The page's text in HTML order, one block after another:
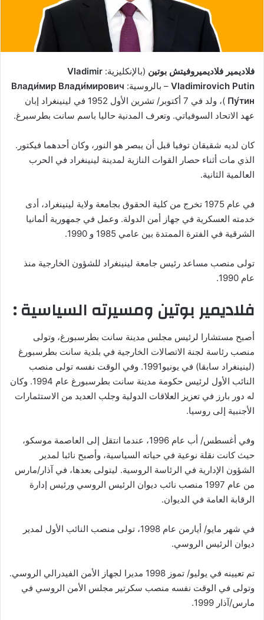
فلاديمير فلاديميروفيتش بوتين (بالإنكليزية: Vladimir
Vladimirovich Putin – بالروسية: Влади́мир Влади́мирович
Пу́тин
)، ولد في 7 أكتوبر/ تشرين الأول 1952 في لينينغراد إبان
عهد الاتحاد السوفياتي. وتعرف المدنية حاليا باسم سانت بطرسبرغ.
كان لديه شقيقان توفيا قبل أن يبصر هو النور، وكان أحدهما فيكتور.
الذي مات أثناء حصار القوات النازية لمدينة لينينغراد في الحرب
العالمية الثانية.
في عام 1975 تخرج من كلية الحقوق بجامعة ولاية لينينغراد، أدى
خدمته العسكرية في جهاز أمن الدولة. وعمل في جمهورية ألمانيا
الشرقية في الفترة الممتدة بين عامي 1985 و 1990.
تولى منصب مساعد رئيس جامعة لينينغراد للشؤون الخارجية منذ
عام 1990.
فلاديمير بوتين ومسيرته السياسية :
أصبح مستشارا لرئيس مجلس مدينة سانت بطرسبورغ، وتولى
منصب رئاسة لجنة الاتصالات الخارجية في بلدية سانت بطرسبورغ
(لينينغراد سابقا) في يونيو1991. وفي الوقت نفسه تولى منصب
النائب الأول لرئيس حكومة مدينة سانت بطرسبورغ عام 1994. وكان
له دور بارز في تعزيز العلاقات الدولية وجلب العديد من الاستثمارات
الأجنبية إلى روسيا.
وفي أغسطس/ أب عام 1996، عندما انتقل إلى العاصمة موسكو،
حيث كانت نقلة نوعية في حياته السياسية، وأصبح نائبا لمدير
الشؤون الإدارية في الرئاسة الروسية. ليتولى بعدها، في آذار/مارس
من عام 1997 منصب نائب ديوان الرئيس الروسي ورئيس إدارة
الرقابة العامة في الديوان.
في شهر مايو/ أيارمن عام 1998، تولى منصب النائب الأول لمدير
ديوان الرئيس الروسي.
تم تعيينه في يوليو/ تموز 1998 مديرا لجهاز الأمن الفيدرالي الروسي.
وتولى في الوقت نفسه منصب سكرتير مجلس الأمن الروسي في
مارس/آذار 1999.